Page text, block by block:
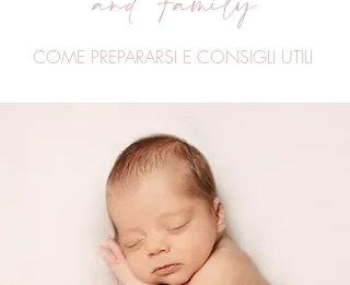
COME PREPARARSI E CONSIGLI UTILI